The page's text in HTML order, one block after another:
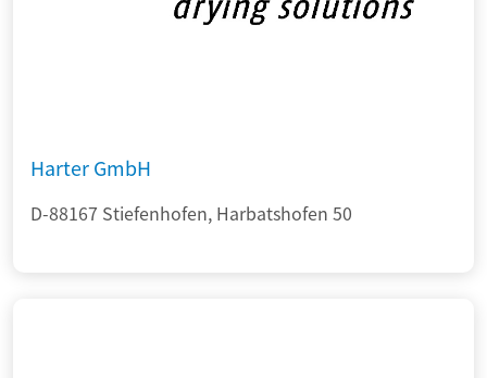
Harter GmbH
D-88167 Stiefenhofen, Harbatshofen 50